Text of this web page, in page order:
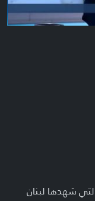
التي شهدها لبنان